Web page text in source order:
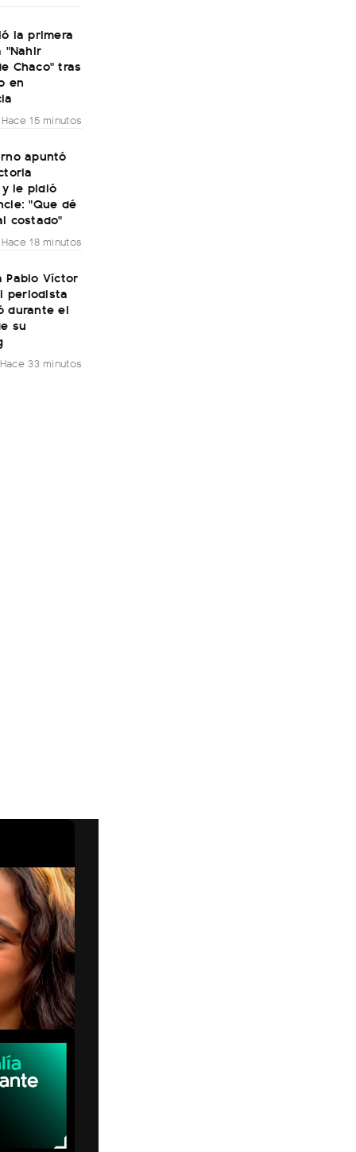
la primera
"Nahir
Chaco" tras
en
Hace 15 minutos
apuntó
le pidió
"Que dé
costado"
Hace 18 minutos
Pablo Víctor
periodista
durante el
su
Hace 33 minutos